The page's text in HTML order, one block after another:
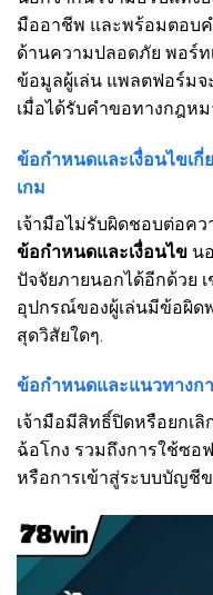
มืออาชีพ และพร้อมตอบ
ด้านความปลอดภัย พอร์ท
ข้อมูลผู้เล่น แพลตฟอร์ม
เมื่อได้รับคำขอทางกฎห
ข้อกำหนดและเงื่อนไขเ
เกม
เจ้ามือไม่รับผิดชอบต่อคว
ข้อกำหนดและเงื่อนไข น
ปัจจัยภายนอกได้อีกด้วย
อุปกรณ์ของผู้เล่นมีข้อผิด
สุดวิสัยใดๆ.
ข้อกำหนดและแนวทางก
เจ้ามือมีสิทธิ์ปิดหรือยกเ
ฉ้อโกง รวมถึงการใช้ซอ
หรือการเข้าสู่ระบบบัญชี